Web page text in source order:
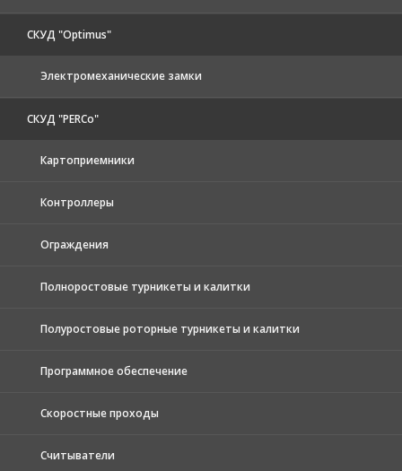
СКУД "Optimus"
Электромеханические замки
СКУД "PERCo"
Картоприемники
Контроллеры
Ограждения
Полноростовые турникеты и калитки
Полуростовые роторные турникеты и калитки
Программное обеспечение
Скоростные проходы
Считыватели